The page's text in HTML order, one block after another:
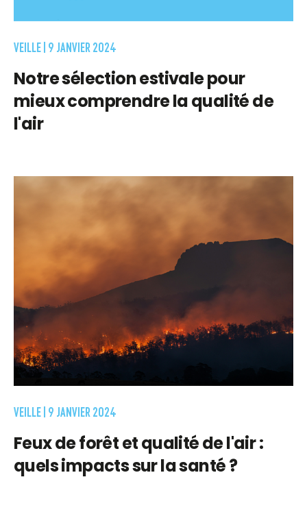
VEILLE | 9 JANVIER 2024
Notre sélection estivale pour
mieux comprendre la qualité de
l'air
VEILLE | 9 JANVIER 2024
Feux de forêt et qualité de l'air :
quels impacts sur la santé ?